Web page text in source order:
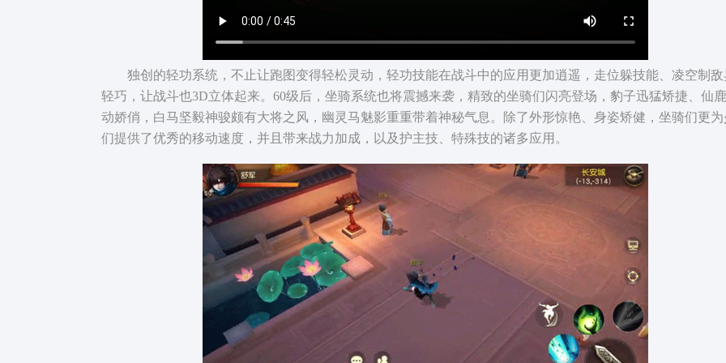
独创的轻功系统，不止让跑图变得轻松灵动，轻功技能在战斗中的应用更加逍遥，走位躲技能、凌空制敌
轻巧，让战斗也3D立体起来。60级后，坐骑系统也将震撼来袭，精致的坐骑们闪亮登场，豹子迅猛矫捷、仙
动娇俏，白马坚毅神骏颇有大将之风，幽灵马魅影重重带着神秘气息。除了外形惊艳、身姿矫健，坐骑们更
们提供了优秀的移动速度，并且带来战力加成，以及护主技、特殊技的诸多应用。